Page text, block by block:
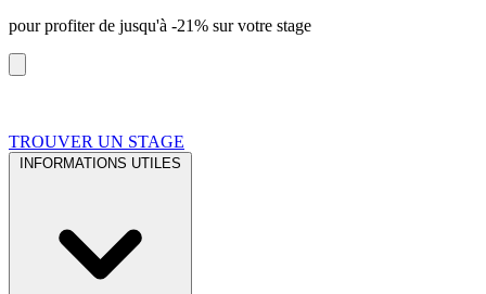
pour profiter de jusqu'à -21% sur votre stage
TROUVER UN STAGE
INFORMATIONS UTILES